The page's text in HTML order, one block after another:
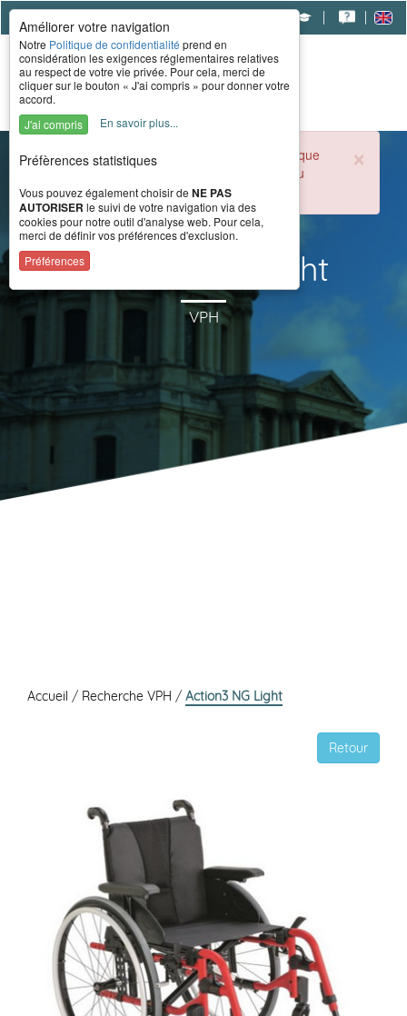
×
Durant la période estivale, l'accueil téléphonique
du CERAH est ouvert de 8h à 16h du lundi au
vendredi.
Action3 NG Light
VPH
Accueil / Recherche VPH / Action3 NG Light
Retour
Améliorer votre navigation
Notre Politique de confidentialité prend en
considération les exigences réglementaires relatives
au respect de votre vie privée. Pour cela, merci de
cliquer sur le bouton « J'ai compris » pour donner votre
accord.
J'ai compris
En savoir plus...
Préfèrences statistiques
Vous pouvez également choisir de NE PAS
AUTORISER le suivi de votre navigation via des
cookies pour notre outil d'analyse web. Pour cela,
merci de définir vos préférences d'exclusion.
Préférences